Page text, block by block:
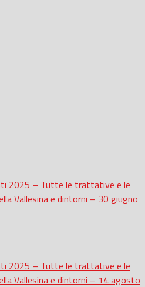
2025 – Tutte le trattative e le
Vallesina e dintorni – 30 giugno
2025 – Tutte le trattative e le
Vallesina e dintorni – 14 agosto